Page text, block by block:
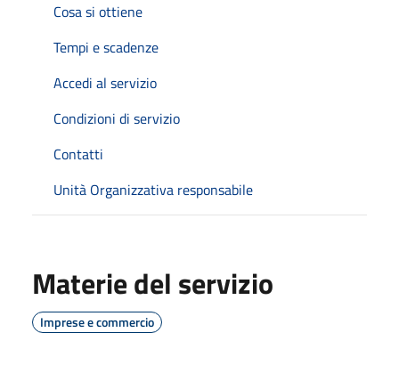
Cosa si ottiene
Tempi e scadenze
Accedi al servizio
Condizioni di servizio
Contatti
Unità Organizzativa responsabile
Materie del servizio
Imprese e commercio